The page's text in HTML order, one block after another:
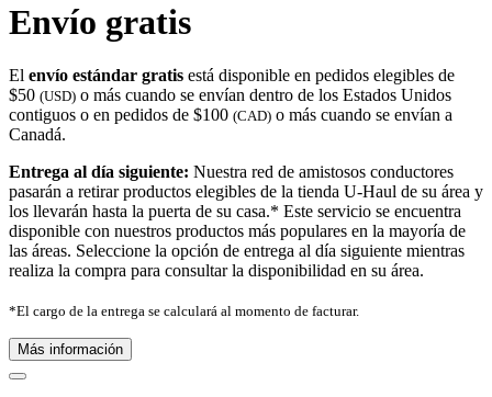
Envío gratis
El envío estándar gratis está disponible en pedidos elegibles de
$50 (USD) o más cuando se envían dentro de los Estados Unidos
contiguos o en pedidos de $100 (CAD) o más cuando se envían a
Canadá.
Entrega al día siguiente: Nuestra red de amistosos conductores
pasarán a retirar productos elegibles de la tienda U-Haul de su área y
los llevarán hasta la puerta de su casa.* Este servicio se encuentra
disponible con nuestros productos más populares en la mayoría de
las áreas. Seleccione la opción de entrega al día siguiente mientras
realiza la compra para consultar la disponibilidad en su área.
*El cargo de la entrega se calculará al momento de facturar.
Más información